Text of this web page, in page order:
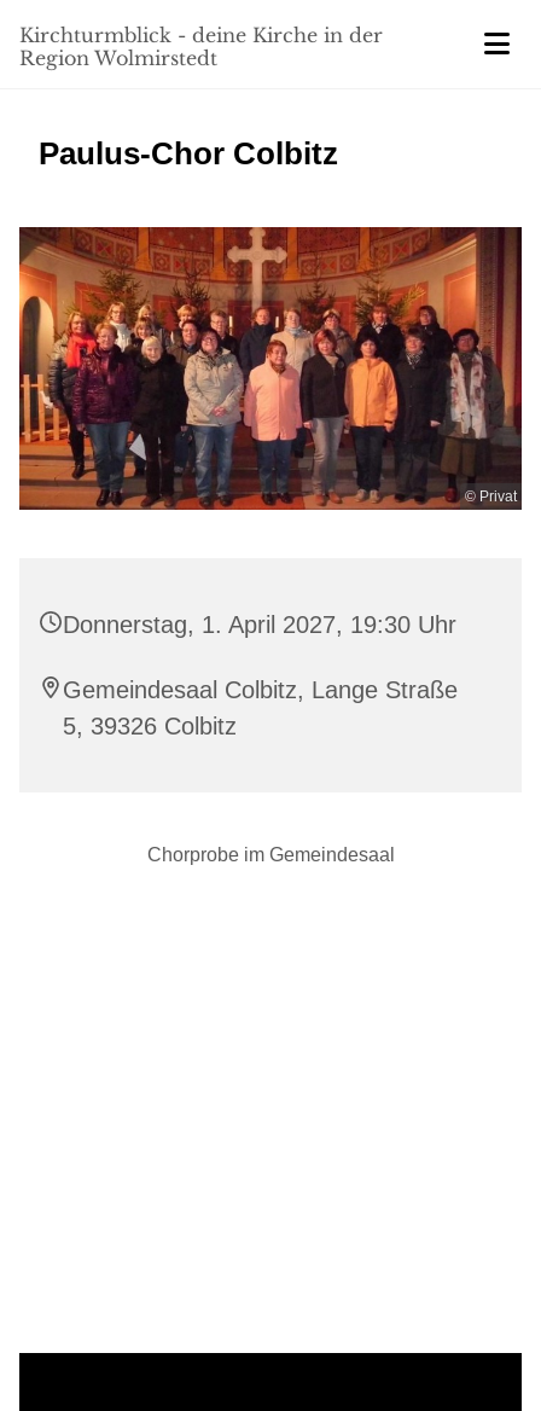
Kirchturmblick - deine Kirche in der
Region Wolmirstedt
Paulus-Chor Colbitz
© Privat
Donnerstag, 1. April 2027, 19:30 Uhr
Gemeindesaal Colbitz, Lange Straße
5, 39326 Colbitz
Chorprobe im Gemeindesaal